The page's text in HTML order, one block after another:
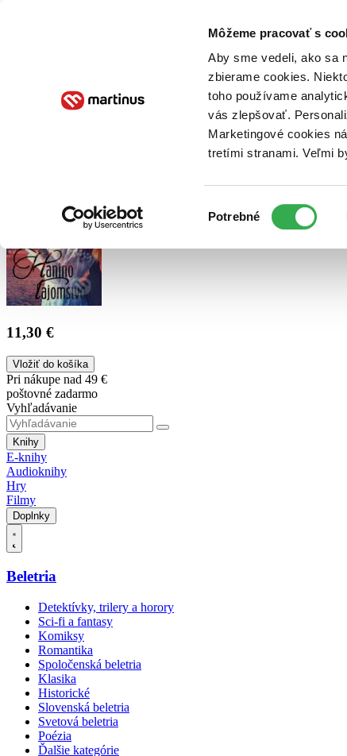
Môžeme pracovať s
Aby sme vedeli, ako sa
zbierame cookies.
toho používame
vás zlepšovať.
Marketingové cookies
tretími stranami. Veľmi
súhlasu
Potrebné
Poukážky Kontakt
11,30 €
Vložiť do košíka
Pri nákupe nad 49 €
poštovné zadarmo
Vyhľadávanie
Knihy
E-knihy
Audioknihy
Hry
Filmy
Doplnky
Beletria
Detektívky, trilery a horory
Sci-fi a fantasy
Komiksy
Romantika
Spoločenská beletria
Klasika
Historické
Slovenská beletria
Svetová beletria
Poézia
Ďalšie kategórie